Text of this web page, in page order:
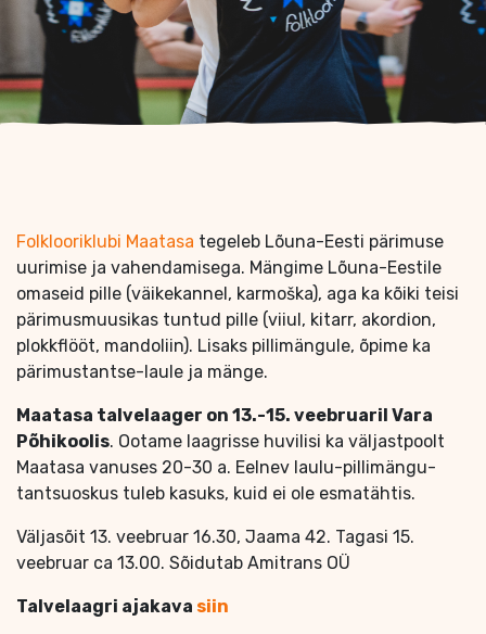
Folklooriklubi Maatasa tegeleb Lõuna-Eesti pärimuse
uurimise ja vahendamisega. Mängime Lõuna-Eestile
omaseid pille (väikekannel, karmoška), aga ka kõiki teisi
pärimusmuusikas tuntud pille (viiul, kitarr, akordion,
plokkflööt, mandoliin). Lisaks pillimängule, õpime ka
pärimustantse-laule ja mänge.
Maatasa talvelaager on 13.-15. veebruaril Vara
Põhikoolis. Ootame laagrisse huvilisi ka väljastpoolt
Maatasa vanuses 20-30 a. Eelnev laulu-pillimängu-
tantsuoskus tuleb kasuks, kuid ei ole esmatähtis.
Väljasõit 13. veebruar 16.30, Jaama 42. Tagasi 15.
veebruar ca 13.00. Sõidutab Amitrans OÜ
Talvelaagri ajakava siin